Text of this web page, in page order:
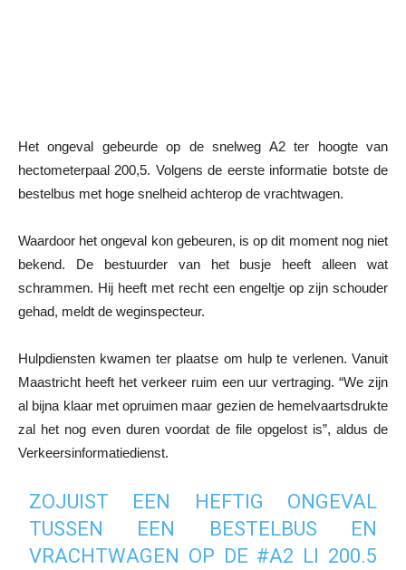
Het ongeval gebeurde op de snelweg A2 ter hoogte van
hectometerpaal 200,5. Volgens de eerste informatie botste de
bestelbus met hoge snelheid achterop de vrachtwagen.
Waardoor het ongeval kon gebeuren, is op dit moment nog niet
bekend. De bestuurder van het busje heeft alleen wat
schrammen. Hij heeft met recht een engeltje op zijn schouder
gehad, meldt de weginspecteur.
Hulpdiensten kwamen ter plaatse om hulp te verlenen. Vanuit
Maastricht heeft het verkeer ruim een uur vertraging. “We zijn
al bijna klaar met opruimen maar gezien de hemelvaartsdrukte
zal het nog even duren voordat de file opgelost is”, aldus de
Verkeersinformatiedienst.
ZOJUIST EEN HEFTIG ONGEVAL
TUSSEN EEN BESTELBUS EN
VRACHTWAGEN OP DE #A2 LI 200.5